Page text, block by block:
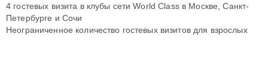
4 гостевых визита в клубы сети World Class в Москве, Санкт-
Петербурге и Сочи
Неограниченное количество гостевых визитов для взрослых